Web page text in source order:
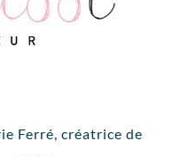
Ferré, créatrice de